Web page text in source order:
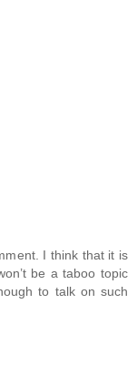
I think that it is
be a taboo topic
to talk on such